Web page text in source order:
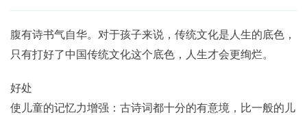
腹有诗书气自华。对于孩子来说，传统文化是人生的底色，
只有打好了中国传统文化这个底色，人生才会更绚烂。
好处
使儿童的记忆力增强：古诗词都十分的有意境，比一般的儿